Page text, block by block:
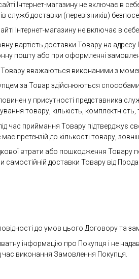
Інтернет-магазину не включає в
служб доставки (перевізників)
Інтернет-магазину не включає в
вартість доставки Товару на
пошту або при оформленні
вважаються виконаними з
за Товар здійснюються способами,
у присутності представника
товару, кількість, комплектність,
час приймання Товару підтверджує
претензій до кількості товару,
втрати або пошкодження
самостійній доставки Товару від
до умов цього Договору та
інформацію про Покупця і не
час виконання Замовлення Покупця.